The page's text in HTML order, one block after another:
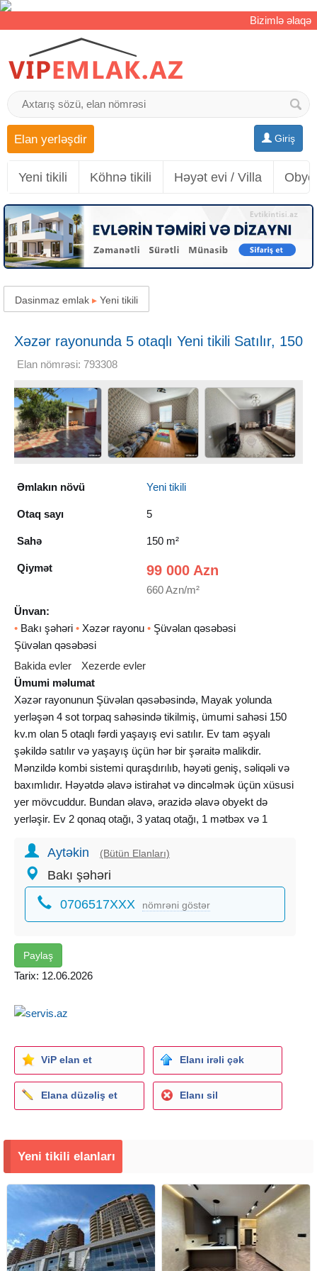
Bizimlə əlaqə
Giriş
Elan yerləşdir
Yeni tikili Köhnə tikili Həyət evi / Villa
Dasinmaz emlak ▸ Yeni tikili
Xəzər rayonunda 5 otaqlı Yeni tikili Satılır, 150
m²
Elan nömrəsi: 793308
Əmlakın növü Yeni tikili
Otaq sayı 5
Sahə 150 m²
Qiymət 99 000 Azn
660 Azn/m²
Ünvan:
• Bakı şəhəri • Xəzər rayonu • Şüvəlan qəsəbəsi
Şüvəlan qəsəbəsi
Bakida evler
Xezerde evler
Ümumi məlumat
Xəzər rayonunun Şüvəlan qəsəbəsində, Mayak yolunda
yerləşən 4 sot torpaq sahəsində tikilmiş, ümumi sahəsi 150
kv.m olan 5 otaqlı fərdi yaşayış evi satılır. Ev tam əşyalı
şəkildə satılır və yaşayış üçün hər bir şəraitə malikdir.
Mənzildə kombi sistemi quraşdırılıb, həyəti geniş, səliqəli və
baxımlıdır. Həyətdə əlavə istirahət və dincəlmək üçün xüsusi
yer mövcuddur. Bundan əlavə, ərazidə əlavə obyekt də
yerləşir. Ev 2 qonaq otağı, 3 yataq otağı, 1 mətbəx və 1
yerləşən bu ev sakit və rahat yaşayış mühitinə malikdir. Ətraf
yaşayışlı və infrastrukturu inkişaf etmiş ərazidə yerləşir.
Aytəkin (Bütün Elanları)
Bakı şəhəri
0706517XXX nömrəni göstər
Paylaş
Tarix: 12.06.2026
ViP elan et Elanı irəli çək
Elana düzəliş et Elanı sil
Yeni tikili elanları